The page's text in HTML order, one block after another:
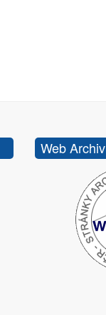
Web Archiv